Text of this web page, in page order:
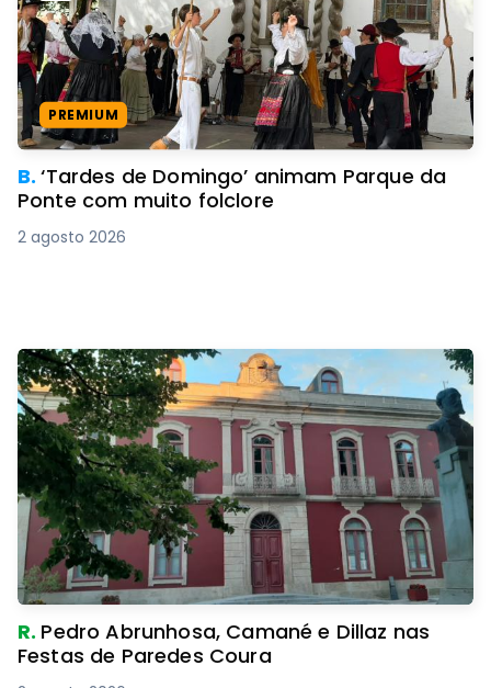
PREMIUM
B.‘Tardes de Domingo’ animam Parque da
Ponte com muito folclore
2 agosto 2026
R. Pedro Abrunhosa, Camané e Dillaz nas
Festas de Paredes Coura